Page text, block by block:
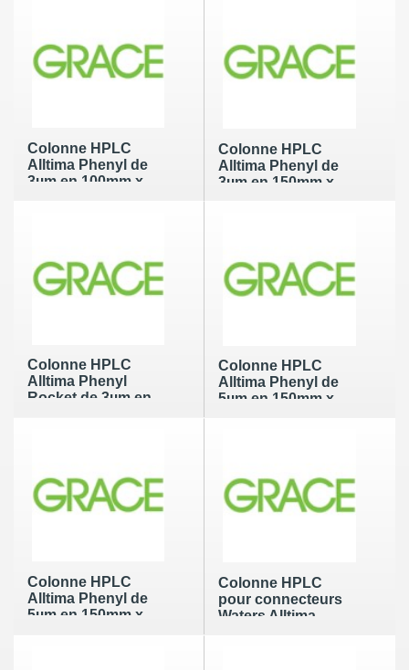
Colonne HPLC
Alltima Phenyl de
3µm en 100mm x
Colonne HPLC
Alltima Phenyl de
3µm en 150mm x
Colonne HPLC
Alltima Phenyl
Rocket de 3µm en
Colonne HPLC
Alltima Phenyl de
5µm en 150mm x
Colonne HPLC
Alltima Phenyl de
5µm en 150mm x
Colonne HPLC
pour connecteurs
Waters Alltima